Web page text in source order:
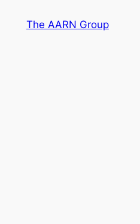
The AARN Group